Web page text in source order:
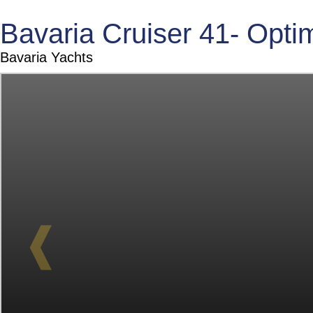
Bavaria Cruiser 41-
Bavaria Yachts
❰